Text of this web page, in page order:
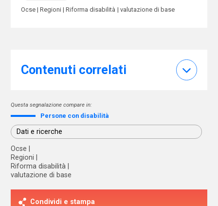
Ocse Regioni Riforma disabilità valutazione di base
Contenuti correlati
Questa segnalazione compare in:
Persone con disabilità
Dati e ricerche
Ocse
Regioni
Riforma disabilità
valutazione di base
Condividi e stampa